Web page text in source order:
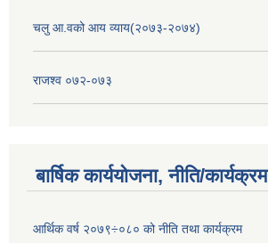
चलु आ.वको आय व्याय(२०७३-२०७४)
राजश्व ०७२-०७३
बार्षिक कार्ययोजना, नीति/कार्यक्रम
आर्थिक वर्ष २०७९÷०८० को नीति तथा कार्यक्रम